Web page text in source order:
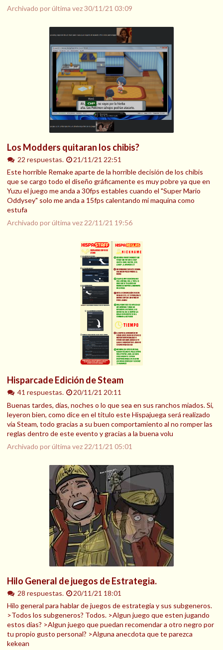
Archivado por última vez30/11/21 03:09
Los Modders quitaran los chibis?
22 respuestas.
21/11/21 22:51
Este horrible Remake aparte de la horrible decisión de los chibis
que se cargo todo el diseño gráficamente es muy pobre ya que en
Yuzu el juego me anda a 30fps estables cuando el "Super Mario
Oddysey" solo me anda a 15fps calentando mi maquina como
estufa
Archivado por última vez 22/11/21 19:56
Hisparcade Edición de Steam
41 respuestas.
20/11/21 20:11
Buenas tardes, días, noches o lo que sea en sus ranchos miados. Si,
leyeron bien, como dice en el título este Hispajuega será realizado
vía Steam, todo gracias a su buen comportamiento al no romper las
reglas dentro de este evento y gracias a la buena volu
Archivado por última vez 22/11/21 05:01
Hilo General de juegos de Estrategia.
28 respuestas.
20/11/21 18:01
Hilo general para hablar de juegos de estrategia y sus subgeneros.
>Todos los subgeneros? Todos. >Algun juego que esten jugando
estos dias? >Algun juego que puedan recomendar a otro negro por
tu propio gusto personal? >Alguna anecdota que te parezca
kekean